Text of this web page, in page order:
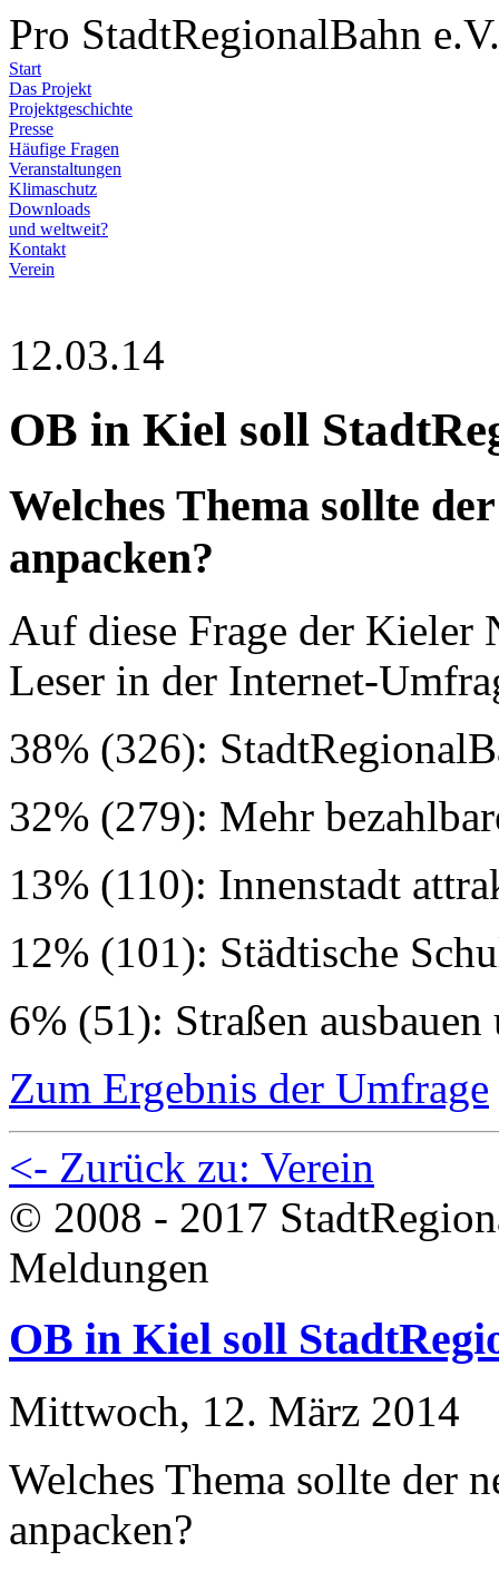
Pro StadtRegionalBahn e.V.
Start
Das Projekt
Projektgeschichte
Presse
Häufige Fragen
Veranstaltungen
Klimaschutz
Downloads
und weltweit?
Kontakt
Verein
12.03.14
OB in Kiel soll
Welches Thema sollte
anpacken?
Auf diese Frage der Kieler
Leser in der Internet-
38% (326):
32% (279): Mehr
13% (110): Innenstadt
12% (101): Städtische
6% (51): Straßen
Zum Ergebnis der Umfrage
<- Zurück zu: Verein
© 2008 - 2017
Meldungen
OB in Kiel soll
Mittwoch, 12. März 2014
Welches Thema sollte der
anpacken?